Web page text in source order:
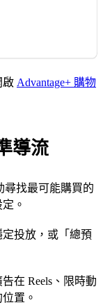
啟 Advantage+ 購物
導流
尋找最可能購買的
。
投放，或「總預
在 Reels、限時動
置。